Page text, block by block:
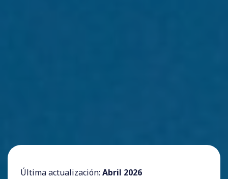
Última actualización: Abril 2026